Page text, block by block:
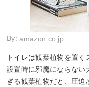
By:amazon.co.jp
トイレは観葉植物を置く
設置時に邪魔にならない
ぎる観葉植物だと、圧迫